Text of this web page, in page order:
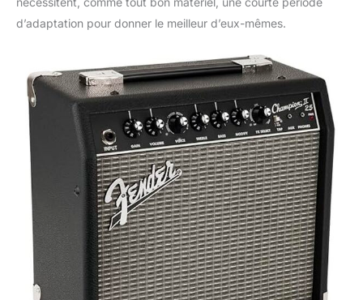
d’adaptation pour donner le meilleur d’eux-mêmes.